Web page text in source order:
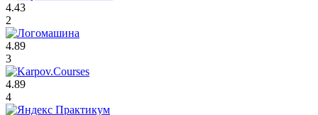
4.43
2
4.89
3
4.89
4